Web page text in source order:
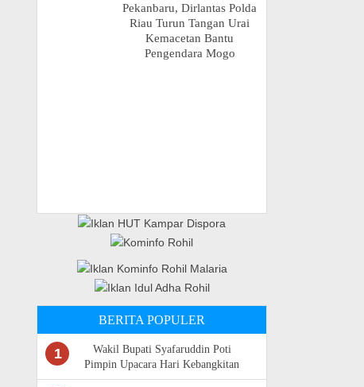
Pekanbaru, Dirlantas Polda
Riau Turun Tangan Urai
Kemacetan Bantu
Pengendara Mogo
BERITA POPULER
1
Wakil Bupati Syafaruddin Poti
Pimpin Upacara Hari Kebangkitan
Nasional Ke -118 di Rokan Hulu